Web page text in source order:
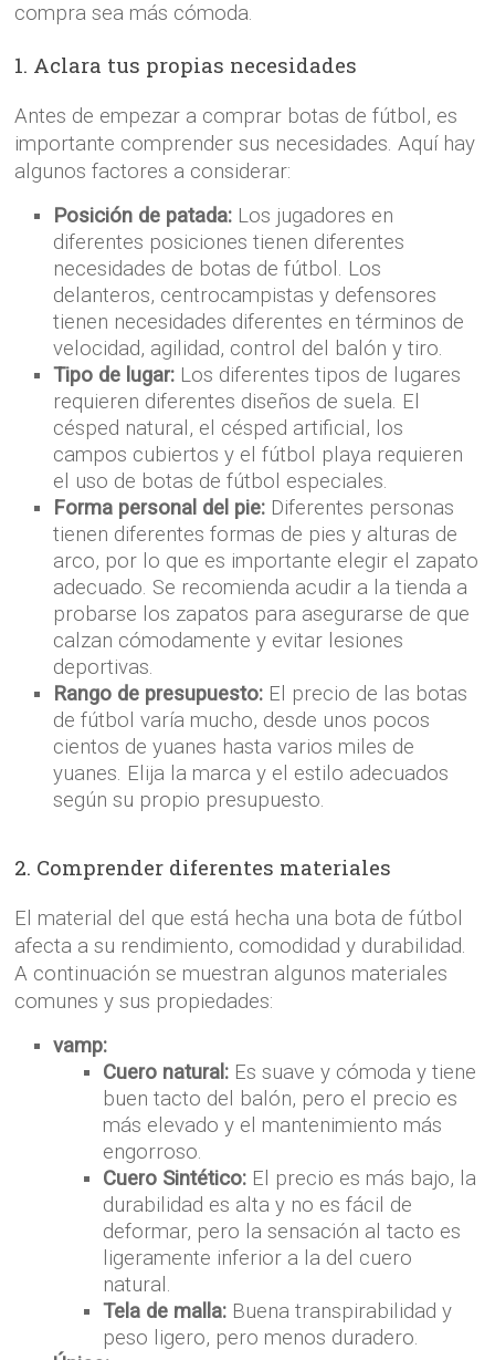
compra sea más cómoda.
1. Aclara tus propias necesidades
Antes de empezar a comprar botas de fútbol, ​​es
importante comprender sus necesidades. Aquí hay
algunos factores a considerar:
Posición de patada: Los jugadores en
diferentes posiciones tienen diferentes
necesidades de botas de fútbol. Los
delanteros, centrocampistas y defensores
tienen necesidades diferentes en términos de
velocidad, agilidad, control del balón y tiro.
Tipo de lugar: Los diferentes tipos de lugares
requieren diferentes diseños de suela. El
césped natural, el césped artificial, los
campos cubiertos y el fútbol playa requieren
el uso de botas de fútbol especiales.
Forma personal del pie: Diferentes personas
tienen diferentes formas de pies y alturas de
arco, por lo que es importante elegir el zapato
adecuado. Se recomienda acudir a la tienda a
probarse los zapatos para asegurarse de que
calzan cómodamente y evitar lesiones
deportivas.
Rango de presupuesto: El precio de las botas
de fútbol varía mucho, desde unos pocos
cientos de yuanes hasta varios miles de
yuanes. Elija la marca y el estilo adecuados
según su propio presupuesto.
2. Comprender diferentes materiales
El material del que está hecha una bota de fútbol
afecta a su rendimiento, comodidad y durabilidad.
A continuación se muestran algunos materiales
comunes y sus propiedades:
vamp:
Cuero natural: Es suave y cómoda y tiene
buen tacto del balón, pero el precio es
más elevado y el mantenimiento más
engorroso.
Cuero Sintético: El precio es más bajo, la
durabilidad es alta y no es fácil de
deformar, pero la sensación al tacto es
ligeramente inferior a la del cuero
natural.
Tela de malla: Buena transpirabilidad y
peso ligero, pero menos duradero.